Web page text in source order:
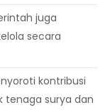
juga
secara
kontribusi
tenaga surya dan